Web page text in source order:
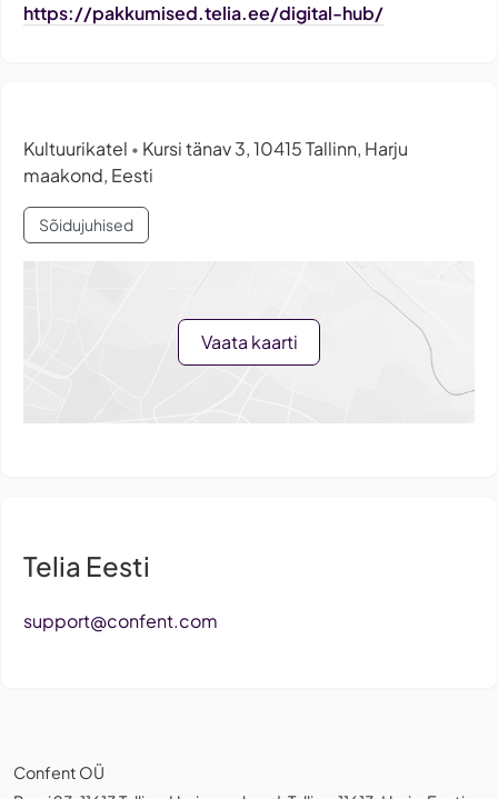
https://pakkumised.telia.ee/digital-hub/
Kultuurikatel • Kursi tänav 3, 10415 Tallinn, Harju
maakond, Eesti
Sõidujuhised
Vaata kaarti
Telia Eesti
support@confent.com
Confent OÜ